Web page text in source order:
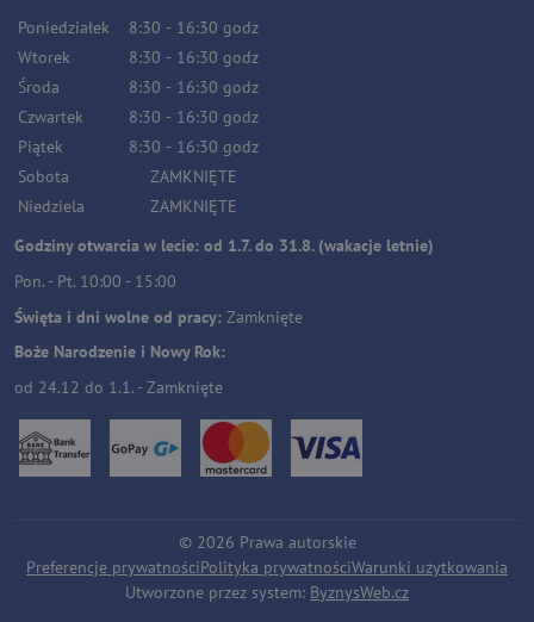
Poniedziałek 8:30 - 16:30 godz
Wtorek
8:30 - 16:30 godz
Środa
8:30 - 16:30 godz
Czwartek
8:30 - 16:30 godz
Piątek
8:30 - 16:30 godz
Sobota
ZAMKNIĘTE
Niedziela
ZAMKNIĘTE
Godziny otwarcia w lecie: od 1.7. do 31.8. (wakacje letnie)
Pon. - Pt. 10:00 - 15:00
Święta i dni wolne od pracy: Zamknięte
Boże Narodzenie i Nowy Rok:
od 24.12 do 1.1. - Zamknięte
© 2026 Prawa autorskie
Preferencje prywatnościPolityka prywatnościWarunki użytkowania
Utworzone przez system: ByznysWeb.cz